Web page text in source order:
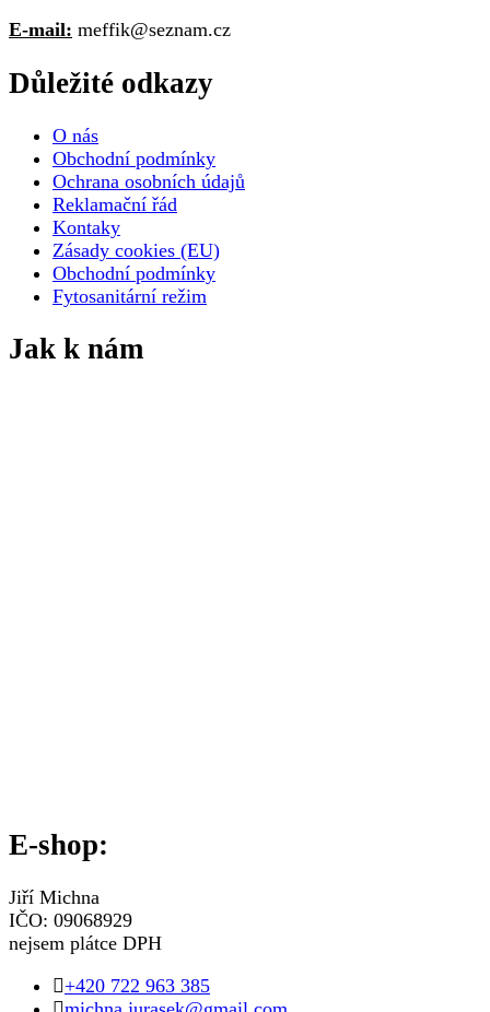
E-mail: meffik@seznam.cz
Důležité odkazy
O nás
Obchodní podmínky
Ochrana osobních údajů
Reklamační řád
Kontaky
Zásady cookies (EU)
Obchodní podmínky
Fytosanitární režim
Jak k nám
E-shop:
Jiří Michna
IČO: 09068929
nejsem plátce DPH
+420 722 963 385